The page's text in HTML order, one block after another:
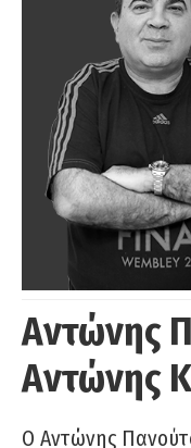
Αντώνης
Αντώνης
Ο Αντώνης